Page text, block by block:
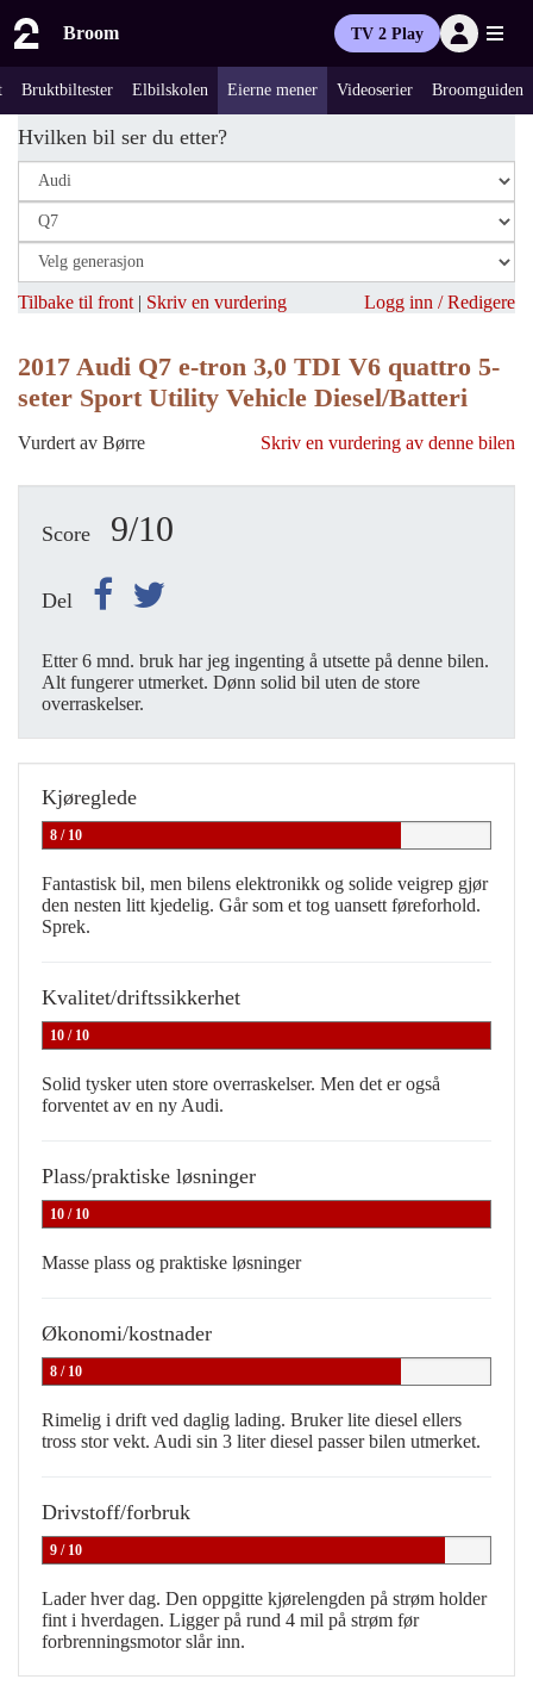
Broom TV 2 Play
Bruktbiltester Elbilskolen Eierne mener Videoserier Broomguiden
Hvilken bil ser du etter?
Tilbake til front | Skriv en vurdering Logg inn / Redigere
2017 Audi Q7 e-tron 3,0 TDI V6 quattro 5-
seter Sport Utility Vehicle Diesel/Batteri
Vurdert av Børre Skriv en vurdering av denne bilen
Score 9/10
Del
Etter 6 mnd. bruk har jeg ingenting å utsette på denne bilen.
Alt fungerer utmerket. Dønn solid bil uten de store
overraskelser.
Kjøreglede
8 / 10
Fantastisk bil, men bilens elektronikk og solide veigrep gjør
den nesten litt kjedelig. Går som et tog uansett føreforhold.
Sprek.
Kvalitet/driftssikkerhet
10 / 10
Solid tysker uten store overraskelser. Men det er også
forventet av en ny Audi.
Plass/praktiske løsninger
10 / 10
Masse plass og praktiske løsninger
Økonomi/kostnader
8 / 10
Rimelig i drift ved daglig lading. Bruker lite diesel ellers
tross stor vekt. Audi sin 3 liter diesel passer bilen utmerket.
Drivstoff/forbruk
9 / 10
Lader hver dag. Den oppgitte kjørelengden på strøm holder
fint i hverdagen. Ligger på rund 4 mil på strøm før
forbrenningsmotor slår inn.